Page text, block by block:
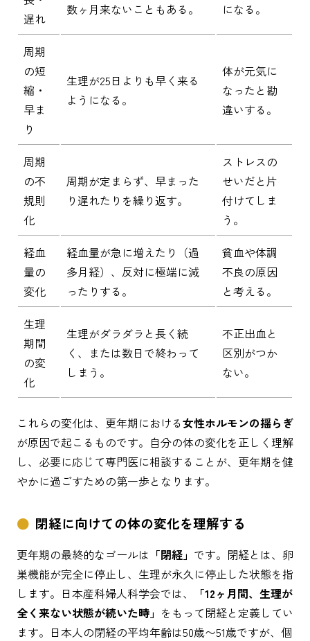
遅れ
数ヶ月来ないこともある。 になる。
周期
の短
縮・
早ま
り
生理が25日よりも早く来る
ようになる。
体が元気に
なったと勘
違いする。
周期
の不
規則
化
周期が定まらず、早まった
り遅れたりを繰り返す。
ストレスの
せいだと片
付けてしま
う。
経血
量の
変化
経血量が急に増えたり（過
多月経）、反対に極端に減
ったりする。
貧血や体調
不良の原因
と考える。
生理
期間
の変
化
生理がダラダラと長く続
く、または数日で終わって
しまう。
不正出血と
区別がつか
ない。
これらの変化は、更年期における女性ホルモンの揺らぎ
が原因で起こるものです。自分の体の変化を正しく理解
し、必要に応じて専門医に相談することが、更年期を健
やかに過ごすための第一歩となります。
閉経に向けての体の変化を理解する
更年期の最終的なゴールは 「閉経」 です。閉経とは、卵
巣機能が完全に停止し、生理が永久に停止した状態を指
します。日本産科婦人科学会では、
「12ヶ月間、生理が
全く来ない状態が続いた時」 をもって閉経と定義してい
ます。日本人の閉経の平均年齢は50歳〜51歳ですが、個